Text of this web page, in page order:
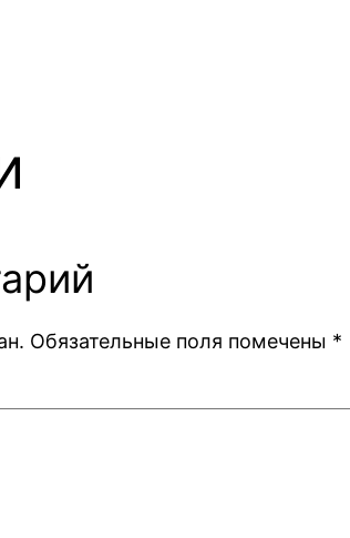
Обязательные поля помечены *